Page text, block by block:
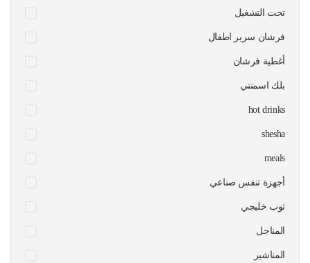
تحت التشغيل
فرشان سرير اطفال
أغطية فرشان
بلك اسمنتي
hot drinks
shesha
meals
أجهزة تنفس صناعي
ثوب خليجي
المناجل
المناشير